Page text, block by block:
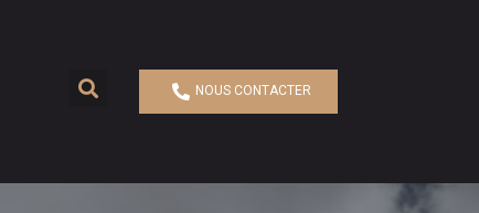
NOUS CONTACTER